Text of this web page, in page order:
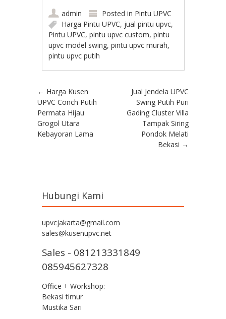
admin Posted in Pintu UPVC
Harga Pintu UPVC, jual pintu upvc,
Pintu UPVC,pintu upvc custom,pintu
upvc model swing,pintu upvc murah,
pintu upvc putih
Post navigation
← Harga Kusen
UPVC Conch Putih
Permata Hijau
Grogol Utara
Kebayoran Lama
Jual Jendela UPVC
Swing Putih Puri
Gading Cluster Villa
Tampak Siring
Pondok Melati
Bekasi →
Hubungi Kami
upvcjakarta@gmail.com
sales@kusenupvc.net
Sales - 081213331849
085945627328
Office + Workshop:
Bekasi timur
Mustika Sari